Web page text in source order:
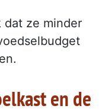
dat ze minder
en de